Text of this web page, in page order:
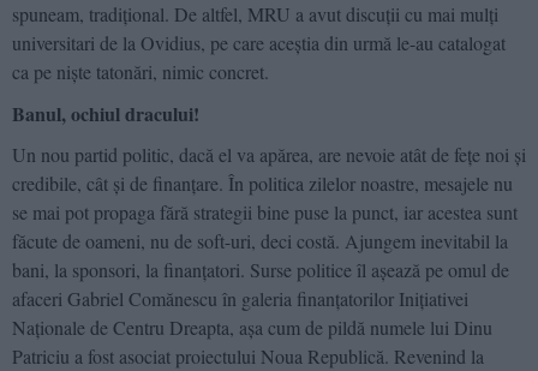
spuneam, tradiţional. De altfel, MRU a avut discuţii cu mai mulţi
universitari de la Ovidius, pe care aceştia din urmă le-au catalogat
ca pe nişte tatonări, nimic concret.
Banul, ochiul dracului!
Un nou partid politic, dacă el va apărea, are nevoie atât de feţe noi şi
credibile, cât şi de finanţare. În politica zilelor noastre, mesajele nu
se mai pot propaga fără strategii bine puse la punct, iar acestea sunt
făcute de oameni, nu de soft-uri, deci costă. Ajungem inevitabil la
bani, la sponsori, la finanţatori. Surse politice îl aşează pe omul de
afaceri Gabriel Comănescu în galeria finanţatorilor Iniţiativei
Naţionale de Centru Dreapta, aşa cum de pildă numele lui Dinu
Patriciu a fost asociat proiectului Noua Republică. Revenind la